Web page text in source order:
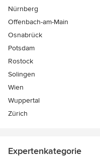
Nürnberg
Offenbach-am-Main
Osnabrück
Potsdam
Rostock
Solingen
Wien
Wuppertal
Zürich
Expertenkategorie